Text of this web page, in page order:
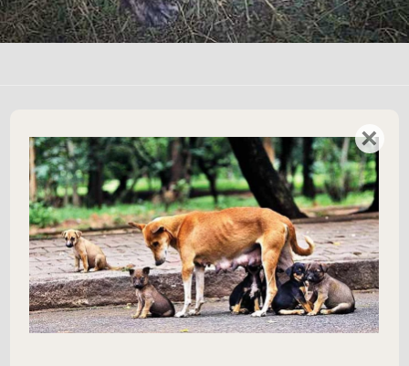
Geef een reactie
Je e-mailadres wordt niet gepubliceerd. Vereiste velden zijn gemarkeerd met*
Reactie*
×